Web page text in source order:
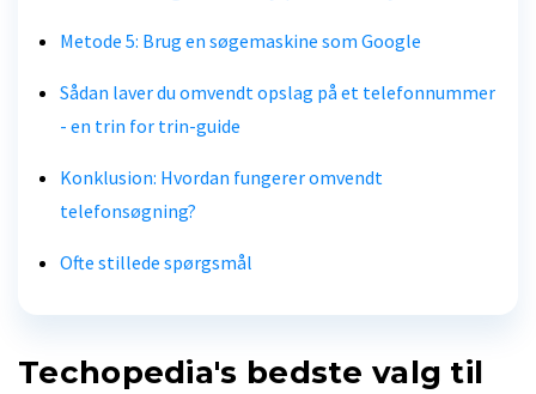
Metode 5: Brug en søgemaskine som Google
Sådan laver du omvendt opslag på et telefonnummer
- en trin for trin-guide
Konklusion: Hvordan fungerer omvendt
telefonsøgning?
Ofte stillede spørgsmål
Techopedia's bedste valg til